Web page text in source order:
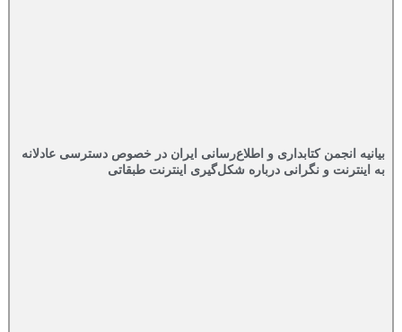
بیانیه انجمن کتابداری و اطلاع‌رسانی ایران در خصوص دسترسی عادلانه
به اینترنت و نگرانی درباره شکل‌گیری اینترنت طبقاتی